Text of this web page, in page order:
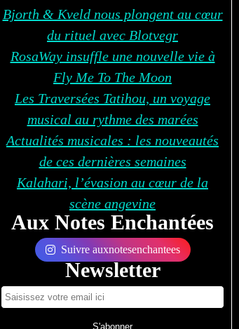
Bjorth & Kveld nous plongent au cœur
du rituel avec Blotvegr
RosaWay insuffle une nouvelle vie à
Fly Me To The Moon
Les Traversées Tatihou, un voyage
musical au rythme des marées
Actualités musicales : les nouveautés
de ces dernières semaines
Kalahari, l’évasion au cœur de la
scène angevine
Aux Notes Enchantées
Suivre auxnotesenchantees
Newsletter